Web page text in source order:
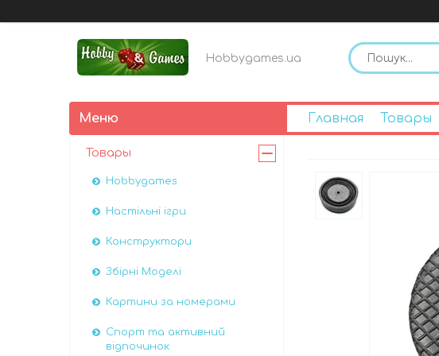
Hobbygames.ua
Главная Товары
Товары
Hobbygames
Настільні ігри
Конструктори
Збірні Моделі
Картини за номерами
Спорт та активний
відпочинок